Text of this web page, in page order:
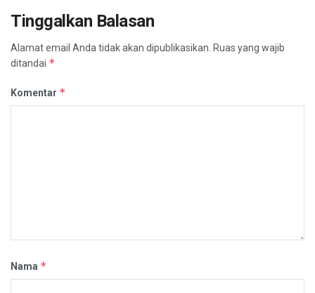
Tinggalkan Balasan
Alamat email Anda tidak akan dipublikasikan. Ruas yang wajib
ditandai *
Komentar *
Nama *